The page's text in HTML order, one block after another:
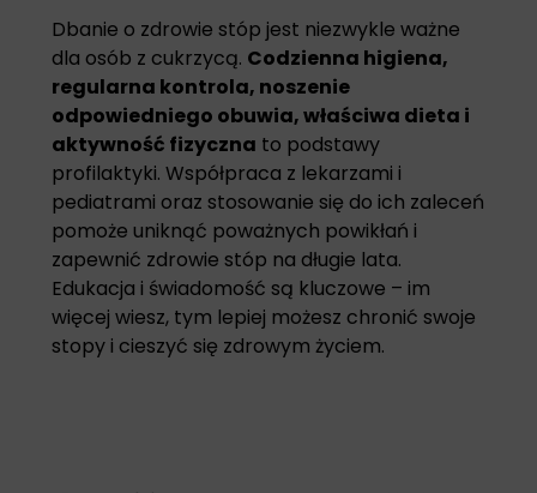
Dbanie o zdrowie stóp jest niezwykle ważne
dla osób z cukrzycą. Codzienna higiena,
regularna kontrola, noszenie
odpowiedniego obuwia, właściwa dieta i
aktywność fizyczna to podstawy
profilaktyki. Współpraca z lekarzami i
pediatrami oraz stosowanie się do ich zaleceń
pomoże uniknąć poważnych powikłań i
zapewnić zdrowie stóp na długie lata.
Edukacja i świadomość są kluczowe – im
więcej wiesz, tym lepiej możesz chronić swoje
stopy i cieszyć się zdrowym życiem.